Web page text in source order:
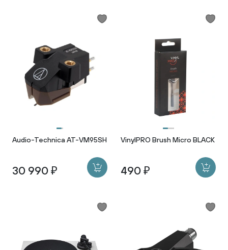
Audio-Technica AT-VM95SH
30 990 ₽
VinylPRO Brush Micro BLACK
490 ₽